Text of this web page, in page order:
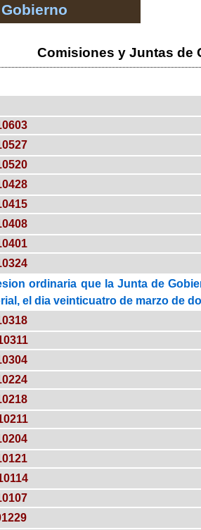
Comisiones y Juntas de
ordinaria que la Junta de
el dia veinticuatro de marzo de